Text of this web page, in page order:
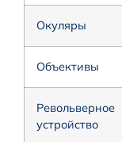
Окуляры
Объективы
Револьверное
устройство